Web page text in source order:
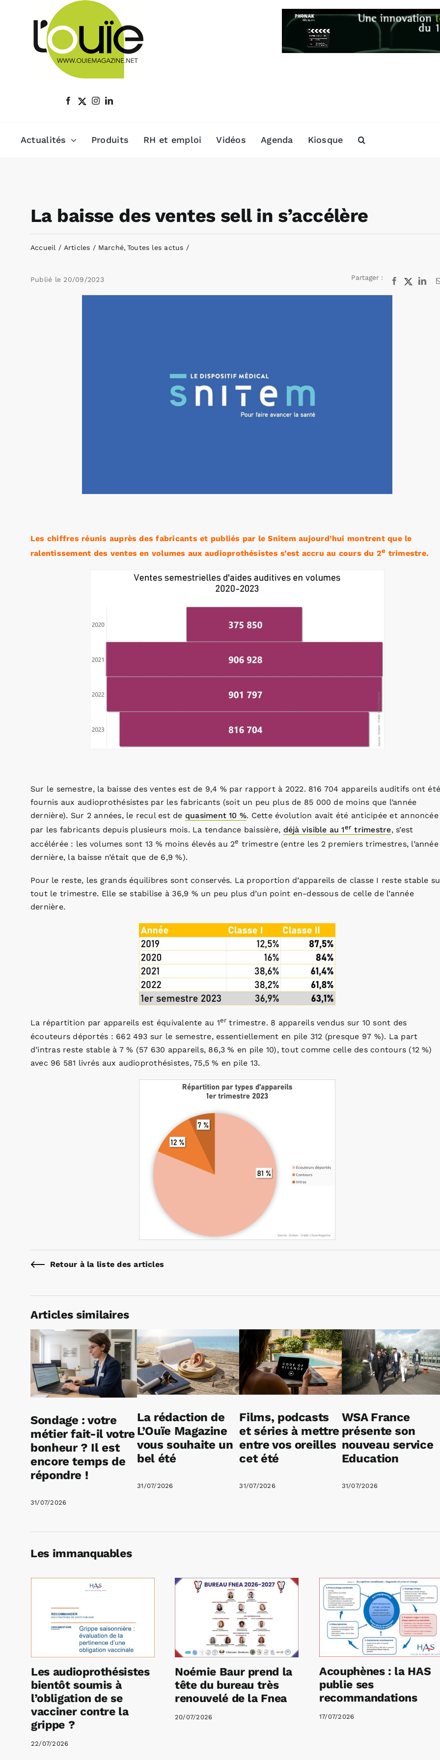
Actualités Produits RH et emploi Vidéos Agenda Kiosque
La baisse des ventes sell in s’accélère
Accueil Articles Marché Toutes les actus
Publié le 20/09/2023 Partager : Facebook
X
Les chiffres réunis auprès des fabricants et publiés par le Snitem aujourd’hui montrent que le
ralentissement des ventes en volumes aux audioprothésistes s’est accru au cours du 2e trimestre.
Sur le semestre, la baisse des ventes est de 9,4 % par rapport à 2022. 816 704 appareils auditifs ont
fournis aux audioprothésistes par les fabricants (soit un peu plus de 85 000 de moins que l’année
dernière). Sur 2 années, le recul est de quasiment 10 %. Cette évolution avait été anticipée et annoncée
par les fabricants depuis plusieurs mois. La tendance baissière, déjà visible au 1er trimestre, s’est
accélérée : les volumes sont 13 % moins élevés au 2e trimestre (entre les 2 premiers trimestres, l’année
dernière, la baisse n’était que de 6,9 %).
Pour le reste, les grands équilibres sont conservés. La proportion d’appareils de classe I reste stable
tout le trimestre. Elle se stabilise à 36,9 % un peu plus d’un point en-dessous de celle de l’année
dernière.
La répartition par appareils est équivalente au 1er trimestre. 8 appareils vendus sur 10 sont des
écouteurs déportés : 662 493 sur le semestre, essentiellement en pile 312 (presque 97 %). La part
d’intras reste stable à 7 % (57 630 appareils, 86,3 % en pile 10), tout comme celle des contours (12 %)
avec 96 581 livrés aux audioprothésistes, 75,5 % en pile 13.
Retour à la liste des articles
Articles similaires
Sondage : votre
métier fait-il votre
bonheur ? Il est
encore temps de
répondre !
31/07/2026
La rédaction de
L’Ouïe Magazine
vous souhaite un
bel été
31/07/2026
Films, podcasts
et séries à mettre
entre vos oreilles
cet été
31/07/2026
WSA France
présente son
nouveau service
Education
31/07/2026
Les immanquables
Les audioprothésistes
bientôt soumis à
l’obligation de se
vacciner contre la
grippe ?
22/07/2026
Noémie Baur prend la
tête du bureau très
renouvelé de la Fnea
20/07/2026
Acouphènes : la HAS
publie ses
recommandations
17/07/2026